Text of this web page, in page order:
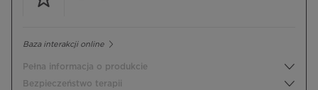
Baza interakcji online
Pełna informacja o produkcie
Bezpieczeństwo terapii